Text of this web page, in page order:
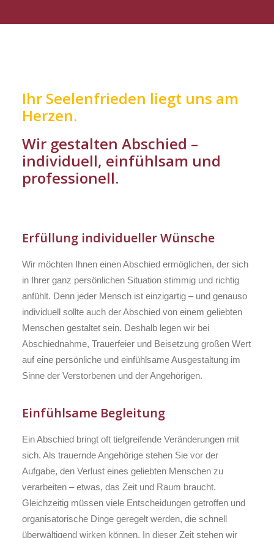
Ihr Seelenfrieden liegt uns am
Herzen.
Wir gestalten Abschied –
individuell, einfühlsam und
professionell.
Erfüllung individueller Wünsche
Wir möchten Ihnen einen Abschied ermöglichen, der sich
in Ihrer ganz persönlichen Situation stimmig und richtig
anfühlt. Denn jeder Mensch ist einzigartig – und genauso
individuell sollte auch der Abschied von einem geliebten
Menschen gestaltet sein. Deshalb legen wir bei
Abschiednahme, Trauerfeier und Beisetzung großen Wert
auf eine persönliche und einfühlsame Ausgestaltung im
Sinne der Verstorbenen und der Angehörigen.
Einfühlsame Begleitung
Ein Abschied bringt oft tiefgreifende Veränderungen mit
sich. Als trauernde Angehörige stehen Sie vor der
Aufgabe, den Verlust eines geliebten Menschen zu
verarbeiten – etwas, das Zeit und Raum braucht.
Gleichzeitig müssen viele Entscheidungen getroffen und
organisatorische Dinge geregelt werden, die schnell
überwältigend wirken können. In dieser Zeit stehen wir